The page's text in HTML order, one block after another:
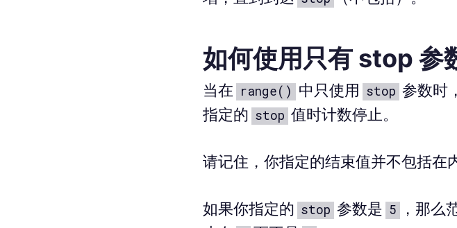
如何使用只有 stop 参
当在 range() 中只使用 stop 参数时
指定的 stop 值时计数停止。
请记住，你指定的结束值并不包括在
如果你指定的 stop 参数是 5 ，那么